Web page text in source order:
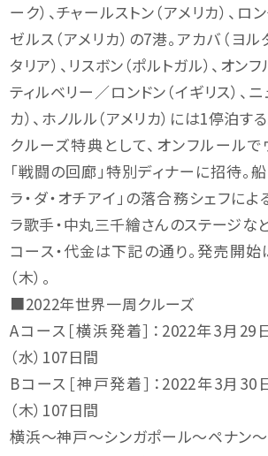
ーク）、チャールストン（アメリカ）、
ゼルス（アメリカ）の7港。アカバ（ヨル
タリア）、リスボン（ポルトガル）、オンフ
ティルベリー／ロンドン（イギリス）、
カ）、ホノルル（アメリカ）には1停泊する
クルーズ特典として、オンフルール
「戦闘の回廊」特別ディナーに招待。船
ラ・ダ・オチアイ」の落合務シェフによ
ラ歌手・中丸三千繪さんのステージな
コース・代金は下記の通り。発売開
（木）。
■2022年世界一周クルーズ
Aコース［横浜発着］：2022年3月29
（水）107日間
Bコース［神戸発着］：2022年3月30
（木）107日間
横浜～神戸～シンガポール～ペナン